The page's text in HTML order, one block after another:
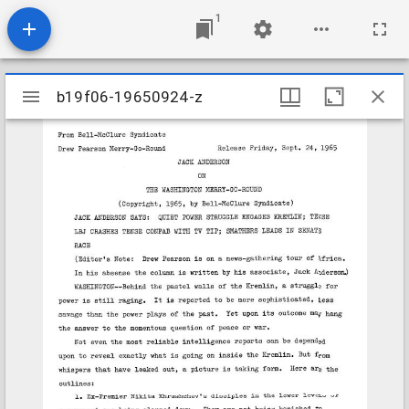
1
Mirador
viewer
b19f06-19650924-z
b19f06-19650924-z